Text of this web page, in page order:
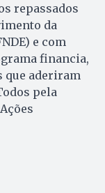
repassados
da
e com
financia,
que aderiram
pela